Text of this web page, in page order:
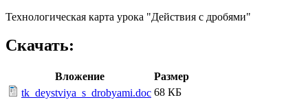
Технологическая карта урока "Действия с дробями"
Скачать:
Вложение
Размер
tk_deystviya_s_drobyami.doc 68 КБ